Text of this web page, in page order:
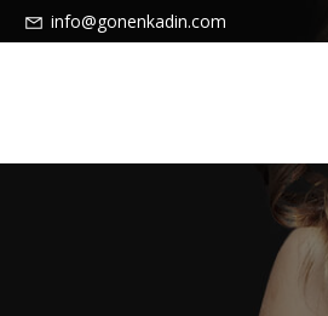
info@gonenkadin.com